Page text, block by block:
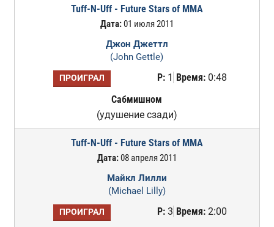
Tuff-N-Uff - Future Stars of MMA
Дата:01 июля 2011
Джон Джеттл
(John Gettle)
ПРОИГРАЛ Р:1 Время:0:48
Сабмишном
(удушение сзади)
Tuff-N-Uff - Future Stars of MMA
Дата:08 апреля 2011
Майкл Лилли
(Michael Lilly)
ПРОИГРАЛ Р:3 Время:2:00